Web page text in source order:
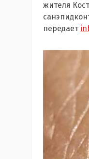
жителя
передает